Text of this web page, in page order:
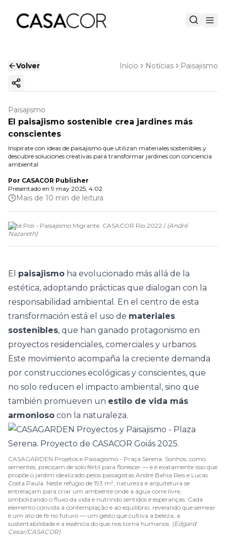
Volver Início Notícias Paisajismo
Copiar enlace
Paisajismo
El paisajismo sostenible crea jardines más
conscientes
Inspírate con ideas de paisajismo que utilizan materiales sostenibles y
descubre soluciones creativas para transformar jardines con conciencia
ambiental
Por CASACOR Publisher
Presentado en 9 may 2025, 4:02
Mais de 10 min de leitura
Catê Poli - Paisajismo Migrante. CASACOR Río 2022 / (André
Nazareth)
El paisajismo ha evolucionado más allá de la
estética, adoptando prácticas que dialogan con la
responsabilidad ambiental. En el centro de esta
transformación está el uso de materiales
sostenibles, que han ganado protagonismo en
proyectos residenciales, comerciales y urbanos.
Este movimiento acompaña la creciente demanda
por construcciones ecológicas y conscientes, que
no solo reducen el impacto ambiental, sino que
también promueven un estilo de vida más
armonioso con la naturaleza.
CASAGARDEN Projetos e Paisagismo - Praça Serena. Sonhos, como
sementes, precisam de solo fértil para florescer — e é exatamente isso que
propõe o jardim idealizado pelos paisagistas André Bahia Reis e Lucas
Costa Paula. Neste refúgio de 193 m², natureza e arquitetura se
entrelaçam para criar um ambiente onde a água corre livre,
simbolizando o fluxo da vida e nutrindo sentidos e esperanças. Cada
elemento convida à contemplação e ao equilíbrio, revelando que semear
é um ato de fé no futuro — um gesto que cultiva a beleza, a
sustentabilidade e a essência do que nos torna humanos. (Edgard
Cesar/CASACOR)